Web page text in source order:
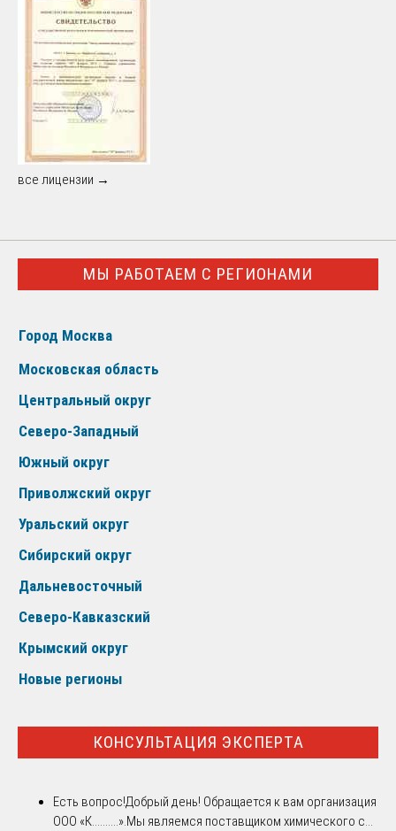
все лицензии →
МЫ РАБОТАЕМ С РЕГИОНАМИ
Город Москва
Московская область
Центральный округ
Северо-Западный
Южный округ
Приволжский округ
Уральский округ
Сибирский округ
Дальневосточный
Северо-Кавказский
Крымский округ
Новые регионы
КОНСУЛЬТАЦИЯ ЭКСПЕРТА
Есть вопрос!Добрый день! Обращается к вам организация
ООО «К..........».Мы являемся поставщиком химического с...